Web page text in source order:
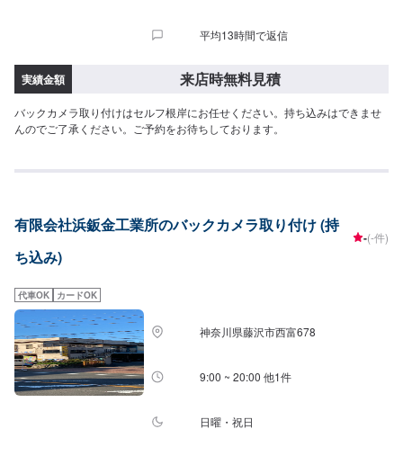
平均13時間で返信
実績金額 来店時無料見積
バックカメラ取り付けはセルフ根岸にお任せください。持ち込みはできませ
んのでご了承ください。ご予約をお待ちしております。
有限会社浜鈑金工業所のバックカメラ取り付け (持
ち込み)
-(-件)
代車OK カードOK
神奈川県藤沢市西富678
9:00 ~ 20:00 他1件
日曜・祝日